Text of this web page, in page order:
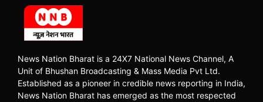
News Nation Bharat is a 24X7 National News Channel, A
Unit of Bhushan Broadcasting & Mass Media Pvt Ltd.
Established as a pioneer in credible news reporting in India,
News Nation Bharat has emerged as the most respected